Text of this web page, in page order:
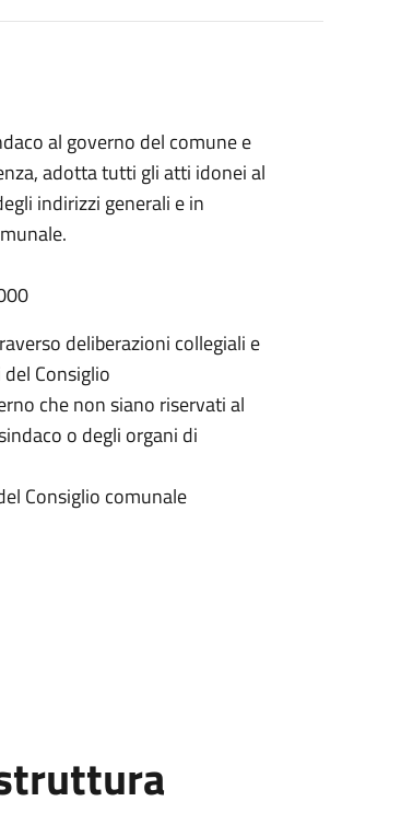
al governo del comune e
adotta tutti gli atti idonei al
indirizzi generali e in
deliberazioni collegiali e
Consiglio
che non siano riservati al
o degli organi di
Consiglio comunale